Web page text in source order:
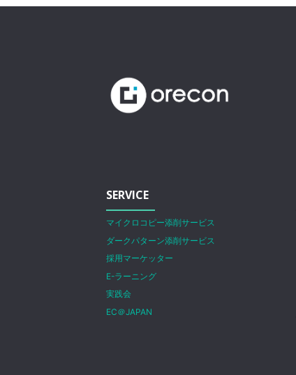
SERVICE
マイクロコピー添削サービス
ダークパターン添削サービス
採用マーケッター
E-ラーニング
実践会
EC＠JAPAN